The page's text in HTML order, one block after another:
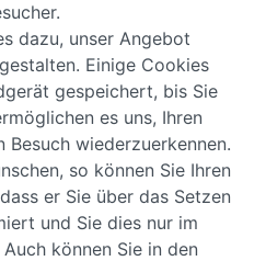
dazu, unser Angebot
Einige Cookies
gespeichert, bis Sie
es uns, Ihren
Besuch wiederzuerkennen.
so können Sie Ihren
er Sie über das Setzen
und Sie dies nur im
können Sie in den